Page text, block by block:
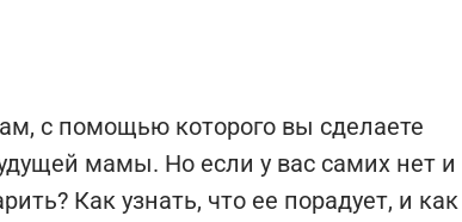
с помощью которого вы сделаете
мамы. Но если у вас самих нет и
Как узнать, что ее порадует, и как